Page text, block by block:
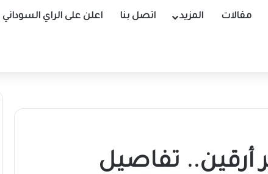
مقالات المزيد اتصل بنا اعلن على الراي السوداني
أرقين.. تفاصيل